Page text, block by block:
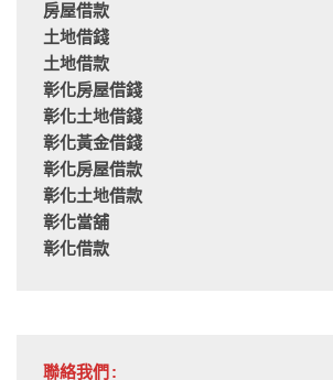
房屋借款
土地借錢
土地借款
彰化房屋借錢
彰化土地借錢
彰化黃金借錢
彰化房屋借款
彰化土地借款
彰化當舖
彰化借款
聯絡我們: